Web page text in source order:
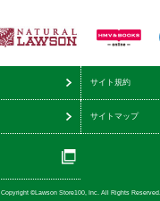
サイト規約
サイトマップ
Copyright ©Lawson Store100, Inc. All Rights Reserved.